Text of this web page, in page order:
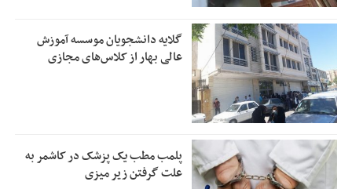
گلایه دانشجویان موسسه آموزش
عالی بهار از کلاس‌های مجازی
پلمب مطب یک پزشک در کاشمر به
علت گرفتن زیر میزی